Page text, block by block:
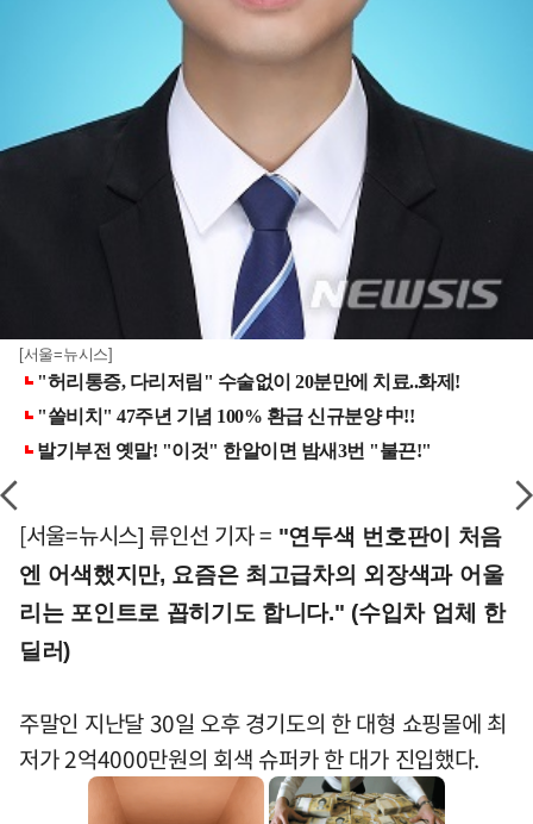
[서울=뉴시스]
[서울=뉴시스] 류인선 기자 = "연두색 번호판이 처음
엔 어색했지만, 요즘은 최고급차의 외장색과 어울
리는 포인트로 꼽히기도 합니다." (수입차 업체 한
딜러)
주말인 지난달 30일 오후 경기도의 한 대형 쇼핑몰에 최
저가 2억4000만원의 회색 슈퍼카 한 대가 진입했다.